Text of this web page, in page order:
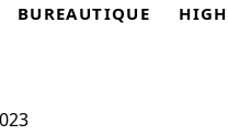
BUREAUTIQUE